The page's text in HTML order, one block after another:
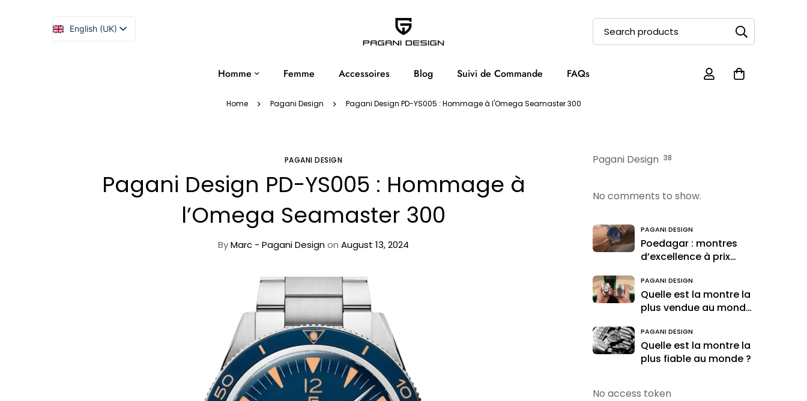
English (UK)
Español
Homme Femme Accessoires Blog Suivi de Commande FAQs
Home Pagani Design Pagani Design PD-YS005 : Hommage à l'Omega Seamaster 300
PAGANI DESIGN
Pagani Design PD-YS005 : Hommage à
l’Omega Seamaster 300
ByMarc - Pagani Designon August 13, 2024
Pagani Design 38
No comments to show.
PAGANI DESIGN
Poedagar : montres
d’excellence à prix
PAGANI DESIGN
Quelle est la montre la
plus vendue au monde
PAGANI DESIGN
Quelle est la montre la
plus fiable au monde ?
No access token